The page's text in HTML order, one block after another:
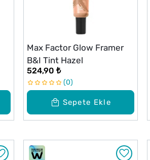
Sepete Ekle
Max Factor Glow Framer
B&I Tint Hazel
524,90 ₺
0